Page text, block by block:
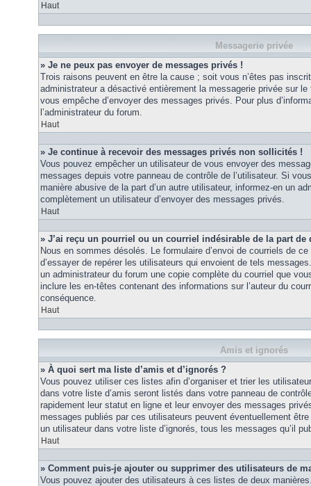
Haut
Messagerie privée
» Je ne peux pas envoyer de messages privés !
Trois raisons peuvent en être la cause ; soit vous n’êtes pas
administrateur a désactivé entièrement la messagerie privée sur
vous empêche d’envoyer des messages privés. Pour plus
l’administrateur du forum.
Haut
» Je continue à recevoir des messages privés non sollicités !
Vous pouvez empêcher un utilisateur de vous envoyer des
messages depuis votre panneau de contrôle de l’utilisateur. Si
manière abusive de la part d’un autre utilisateur, informez-en un
complètement un utilisateur d’envoyer des messages privés.
Haut
» J’ai reçu un pourriel ou un courriel indésirable de la part de
Nous en sommes désolés. Le formulaire d’envoi de courriels de
d’essayer de repérer les utilisateurs qui envoient de tels
un administrateur du forum une copie complète du courriel que
inclure les en-têtes contenant des informations sur l’auteur du
conséquence.
Haut
Amis et ignorés
» À quoi sert ma liste d’amis et d’ignorés ?
Vous pouvez utiliser ces listes afin d’organiser et trier les
dans votre liste d’amis seront listés dans votre panneau de
rapidement leur statut en ligne et leur envoyer des messages
messages publiés par ces utilisateurs peuvent éventuellement
un utilisateur dans votre liste d’ignorés, tous les messages qu’il
Haut
» Comment puis-je ajouter ou supprimer des utilisateurs de
Vous pouvez ajouter des utilisateurs à ces listes de deux